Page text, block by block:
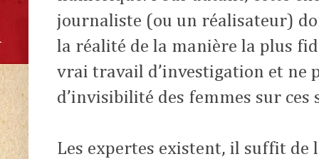
journaliste (ou un réalisateur)
la réalité de la manière la plus
vrai travail d’investigation et ne
d’invisibilité des femmes sur ces
Les expertes existent, il suffit de